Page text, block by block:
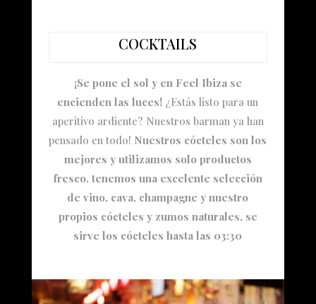
COCKTAILS
¡Se pone el sol y en Feel Ibiza se
encienden las luces! ¿Estás listo para un
aperitivo ardiente? Nuestros barman ya han
pensado en todo! Nuestros cócteles son los
mejores y utilizamos solo productos
fresco, tenemos una excelente selección
de vino, cava, champagne y nuestro
propios cócteles y zumos naturales. se
sirve los cócteles hasta las 03:30